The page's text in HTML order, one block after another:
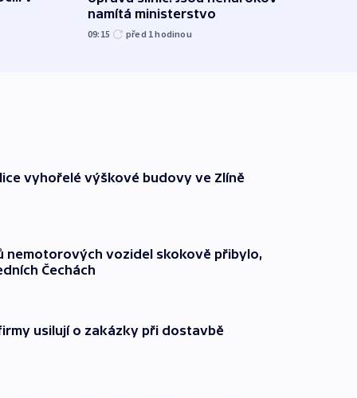
namítá ministerstvo
09:15 před 1hodinou
vyhořelé výškové budovy ve Zlíně
nemotorových vozidel skokově přibylo,
Čechách
usilují o zakázky při dostavbě